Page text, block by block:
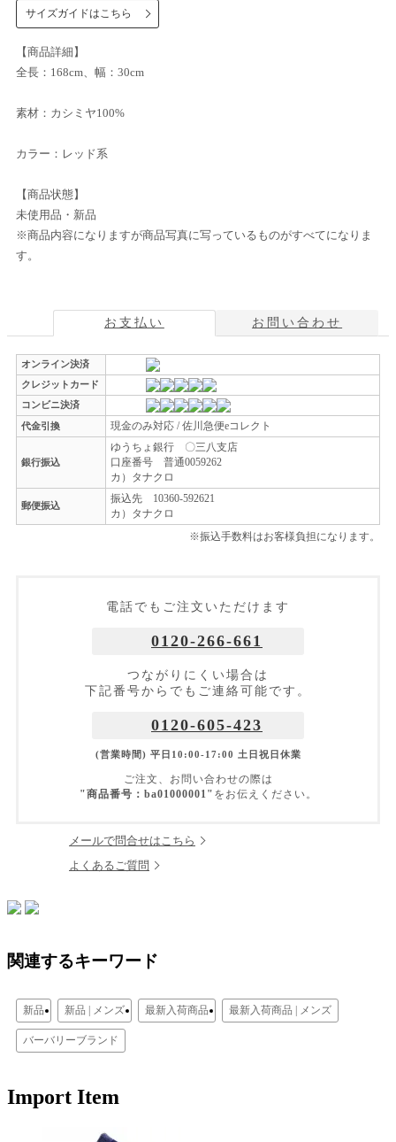
サイズガイドはこちら
【商品詳細】
全長：168cm、幅：30cm
素材：カシミヤ100%
カラー：レッド系
【商品状態】
未使用品・新品
※商品内容になりますが商品写真に写っているものがすべてになりま
す。
お支払い お問い合わせ
オンライン決済
クレジットカード
コンビニ決済
代金引換
現金のみ対応 / 佐川急便eコレクト
銀行振込
ゆうちょ銀行 〇三八支店
口座番号 普通0059262
カ）タナクロ
郵便振込
振込先 10360-592621
カ）タナクロ
※振込手数料はお客様負担になります。
電話でもご注文いただけます
0120-266-661
つながりにくい場合は
下記番号からでもご連絡可能です。
0120-605-423
(営業時間) 平日10:00-17:00 土日祝日休業
ご注文、お問い合わせの際は
"商品番号：ba01000001" をお伝えください。
メールで問合せはこちら
よくあるご質問
関連するキーワード
新品 新品 | メンズ 最新入荷商品 最新入荷商品 | メンズ
バーバリーブランド
Import Item